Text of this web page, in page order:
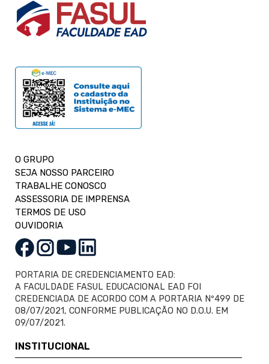
O GRUPO
SEJA NOSSO PARCEIRO
TRABALHE CONOSCO
ASSESSORIA DE IMPRENSA
TERMOS DE USO
OUVIDORIA
PORTARIA DE CREDENCIAMENTO EAD:
A FACULDADE FASUL EDUCACIONAL EAD FOI
CREDENCIADA DE ACORDO COM A PORTARIA Nº499 DE
08/07/2021, CONFORME PUBLICAÇÃO NO D.O.U. EM
09/07/2021.
INSTITUCIONAL